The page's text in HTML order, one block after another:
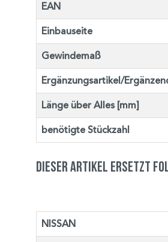
EAN
Einbauseite
Gewindemaß
Ergänzungsartikel/
Länge über Alles [mm]
benötigte Stückzahl
Dieser Artikel ersetzt
NISSAN